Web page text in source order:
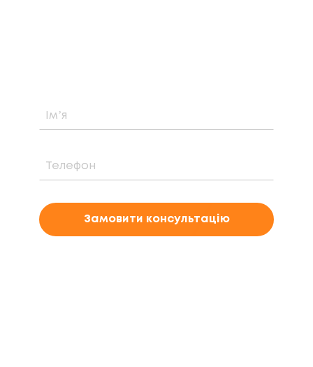
Замовити консультацію